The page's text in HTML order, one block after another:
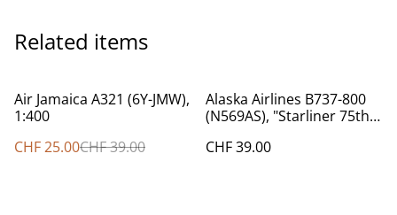
Related items
%
Air Jamaica A321 (6Y-JMW),
1:400
CHF 25.00CHF 39.00
Alaska Airlines B737-800
(N569AS), "Starliner 75th",
CHF 39.00